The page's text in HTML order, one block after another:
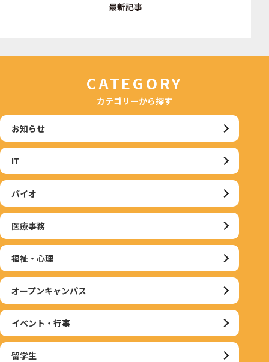
最新記事
CATEGORY
カテゴリーから探す
お知らせ
IT
バイオ
医療事務
福祉・心理
オープンキャンパス
イベント・行事
留学生